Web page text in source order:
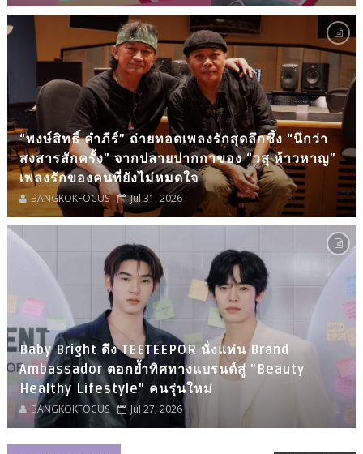
“พงษ์สิทธิ์ คำภีร์” ถ่ายทอดเพลงรักสุดลึกซึ้ง “นึกว่า
สงสารสักครั้ง” จากปลายปากกาของ “วสุ ห้าวหาญ”
เพลงรักของคนที่ยังไม่หมดใจ
BANGKOKFOCUS Jul 31, 2026
Baby Bright ดึง TEETEEPOR นั่งแท่น Brand
Ambassador ตอกย้ำทิศทางแบรนด์สู่ "Beauty
Healthy Lifestyle" คนรุ่นใหม่
BANGKOKFOCUS Jul 27, 2026